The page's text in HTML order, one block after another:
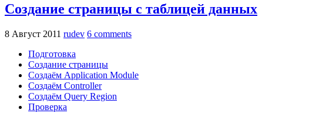
Создание страницы с таблицей данных
8 Август 2011 rudev 6 comments
Подготовка
Создание cтраницы
Создаём Application Module
Создаём Controller
Создаём Query Region
Проверка